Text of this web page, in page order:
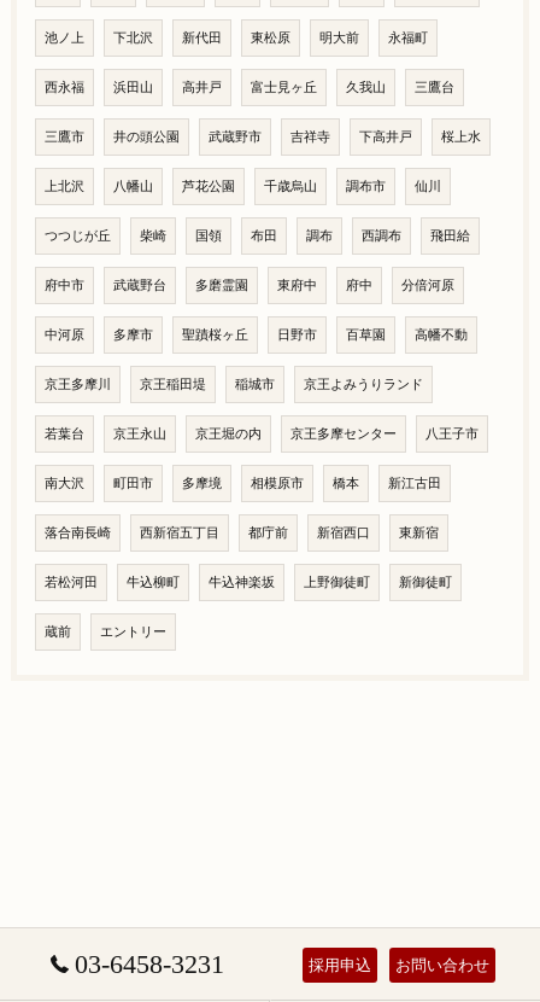
池ノ上 下北沢 新代田 東松原 明大前 永福町
西永福 浜田山 高井戸 富士見ヶ丘 久我山 三鷹台
三鷹市 井の頭公園 武蔵野市 吉祥寺 下高井戸 桜上水
上北沢 八幡山 芦花公園 千歳烏山 調布市 仙川
つつじが丘 柴崎 国領 布田 調布 西調布 飛田給
府中市 武蔵野台 多磨霊園 東府中 府中 分倍河原
中河原 多摩市 聖蹟桜ヶ丘 日野市 百草園 高幡不動
京王多摩川 京王稲田堤 稲城市 京王よみうりランド
若葉台 京王永山 京王堀の内 京王多摩センター 八王子市
南大沢 町田市 多摩境 相模原市 橋本 新江古田
落合南長崎 西新宿五丁目 都庁前 新宿西口 東新宿
若松河田 牛込柳町 牛込神楽坂 上野御徒町 新御徒町
蔵前 エントリー
03-6458-3231 採用申込 お問い合わせ